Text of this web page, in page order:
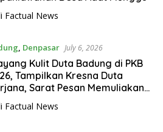
Factual News
Denpasar July 6, 2026
Kulit Duta Badung di PKB
Tampilkan Kresna Duta
Sarat Pesan Memuliakan
Factual News